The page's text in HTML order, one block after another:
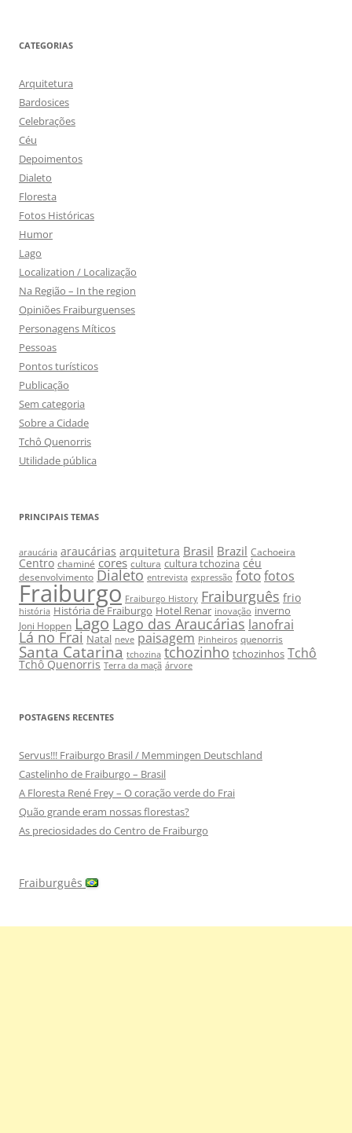
CATEGORIAS
Arquitetura
Bardosices
Celebrações
Céu
Depoimentos
Dialeto
Floresta
Fotos Históricas
Humor
Lago
Localization / Localização
Na Região – In the region
Opiniões Fraiburguenses
Personagens Míticos
Pessoas
Pontos turísticos
Publicação
Sem categoria
Sobre a Cidade
Tchô Quenorris
Utilidade pública
PRINCIPAIS TEMAS
araucária araucárias arquitetura Brasil Brazil Cachoeira
Centro chaminé cores cultura cultura tchozina céu
desenvolvimento Dialeto entrevista expressão fotofotos
Fraiburgo Fraiburgo History Fraiburguês frio
história História de Fraiburgo Hotel Renar inovação inverno
Joni Hoppen Lago Lago das Araucárias lanofrai
Lá no Frai Natal neve paisagem Pinheiros quenorris
Santa Catarina tchozina tchozinho tchozinhos Tchô
Tchô Quenorris Terra da maçã árvore
POSTAGENS RECENTES
Servus!!! Fraiburgo Brasil / Memmingen Deutschland
Castelinho de Fraiburgo – Brasil
A Floresta René Frey – O coração verde do Frai
Quão grande eram nossas florestas?
As preciosidades do Centro de Fraiburgo
Fraiburguês